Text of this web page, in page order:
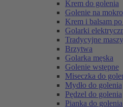
Krem do golenia
Golenie na mokro
Krem i balsam
Golarki
Tradycyjne
Brzytwa
Golarka męska
Golenie wstępne
Miseczka do
Mydło do golenia
Pędzel do golenia
Pianka do golenia